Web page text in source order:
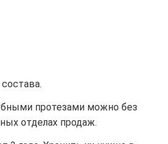
протезами можно без
отделах продаж.